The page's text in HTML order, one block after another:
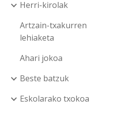
Herri-kirolak
Artzain-txakurren
lehiaketa
Ahari jokoa
Beste batzuk
Eskolarako txokoa